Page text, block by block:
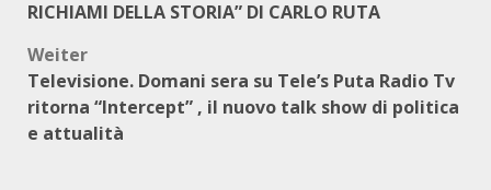
RICHIAMI DELLA STORIA” DI CARLO RUTA
Weiter
Televisione. Domani sera su Tele’s Puta Radio Tv
ritorna “Intercept” , il nuovo talk show di politica
e attualità